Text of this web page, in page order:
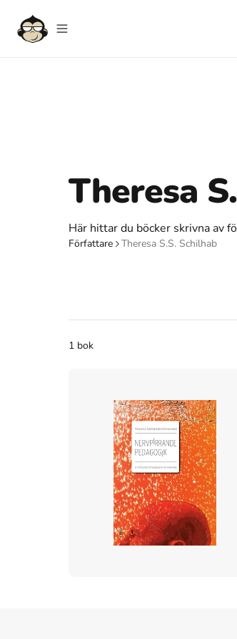
Theresa
Här hittar du böcker skrivna av
Författare Theresa S.S. Schilhab
1 bok